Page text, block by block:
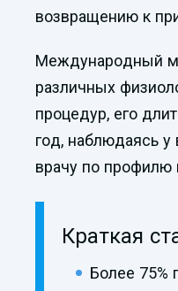
возвращению к
Международный
различных
процедур, его
год, наблюдаясь у
врачу по профилю
Краткая
Более 75%